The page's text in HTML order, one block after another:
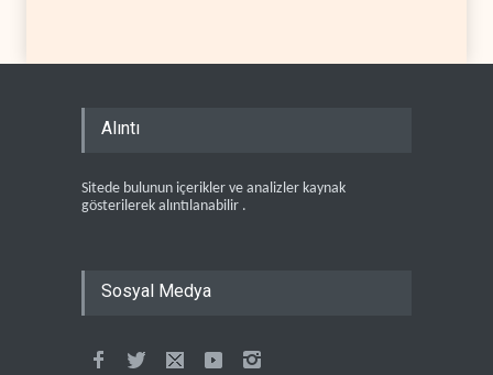
Alıntı
Sitede bulunun içerikler ve analizler kaynak
gösterilerek alıntılanabilir .
Sosyal Medya